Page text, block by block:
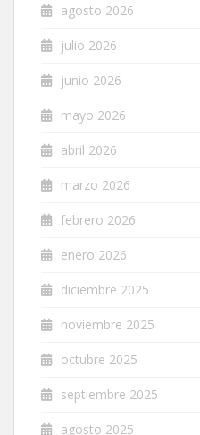
agosto 2026
julio 2026
junio 2026
mayo 2026
abril 2026
marzo 2026
febrero 2026
enero 2026
diciembre 2025
noviembre 2025
octubre 2025
septiembre 2025
agosto 2025